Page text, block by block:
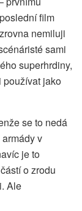
film
nemiluji
sami
superhrdiny,
používat jako
se to nedá
v
je to
o zrodu
Ale